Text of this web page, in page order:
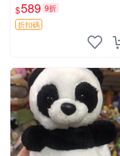
送 二手收藏推薦 工廠直營 快
遞到府 中古 玩偶 公仔
$589 9折
折扣碼